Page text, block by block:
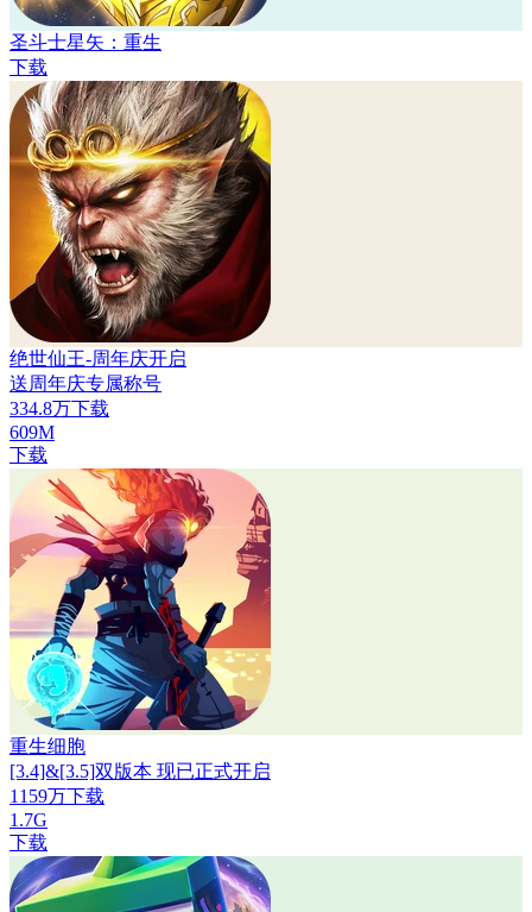
圣斗士星矢：重生
下载
绝世仙王-周年庆开启
送周年庆专属称号
334.8万下载
609M
下载
重生细胞
[3.4]&[3.5]双版本 现已正式开启
1159万下载
1.7G
下载